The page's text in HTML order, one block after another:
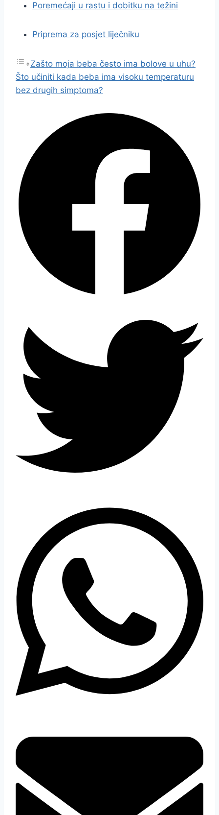
Poremećaji u rastu i dobitku na težini
Priprema za posjet liječniku
Zašto moja beba često ima bolove u uhu?
Što učiniti kada beba ima visoku temperaturu
bez drugih simptoma?